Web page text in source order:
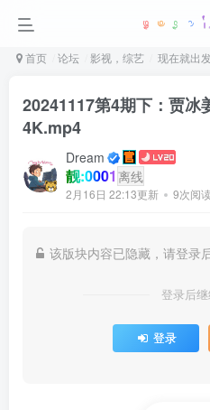
首页 论坛 影视，综艺 现在就出
20241117第4期下：贾冰
4K.mp4
Dream
靓:0001 离线
2月16日 22:13更新 9次阅读
该版块内容已隐藏，请登录
登录后
登录